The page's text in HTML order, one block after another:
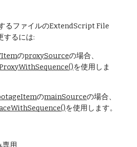
るファイルのExtendScript File
するには:
のproxySourceの場合、
を使用しま
のmainSourceの場合、
を使用します。
専用